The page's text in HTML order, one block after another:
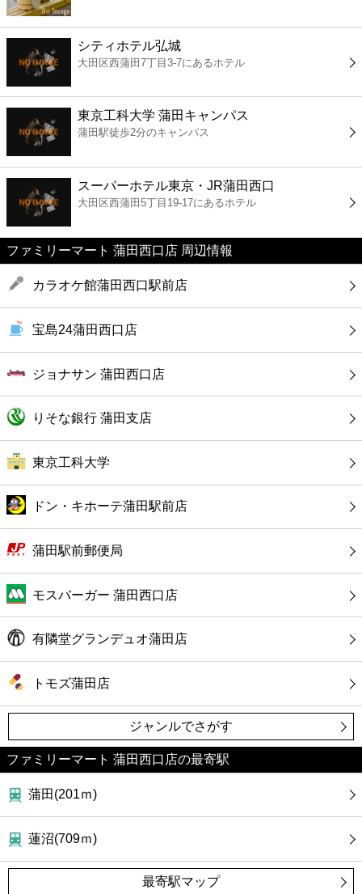
レジャー
書店
ファミレス
ファーストフード
カフェ
ショッピング
ホテル
シティホテル弘城
大田区西蒲田7丁目3-7にあるホテル
東京工科大学 蒲田キャンパス
蒲田駅徒歩2分のキャンパス
スーパーホテル東京・JR蒲田西口
大田区西蒲田5丁目19-17にあるホテル
ファミリーマート 蒲田西口店 周辺情報
カラオケ館蒲田西口駅前店
宝島24蒲田西口店
ジョナサン 蒲田西口店
りそな銀行 蒲田支店
東京工科大学
ドン・キホーテ蒲田駅前店
蒲田駅前郵便局
モスバーガー 蒲田西口店
有隣堂グランデュオ蒲田店
トモズ蒲田店
ジャンルでさがす
ファミリーマート 蒲田西口店の最寄駅
蒲田(201ｍ)
蓮沼(709ｍ)
最寄駅マップ